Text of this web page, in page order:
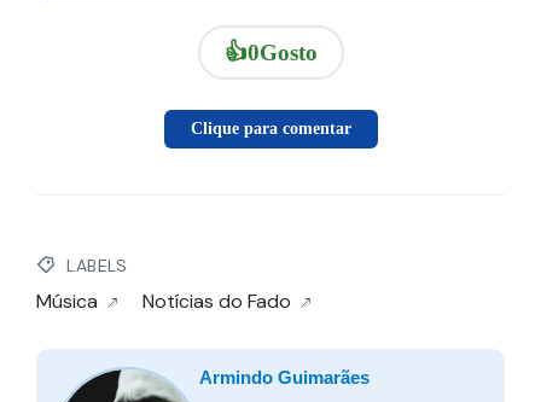
👍0Gosto
Clique para comentar
LABELS
Música Notícias do Fado
Armindo Guimarães